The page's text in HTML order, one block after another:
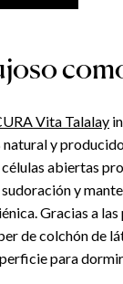
Vita Talalay
natural y
abiertas
y
Gracias a
de colchón de
para